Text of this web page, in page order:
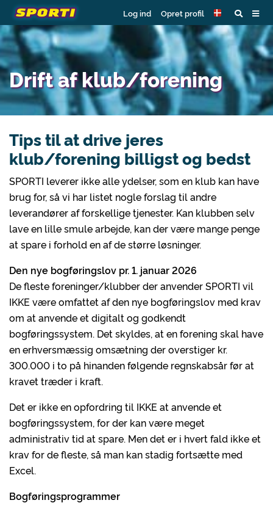
Log ind Opret profil
Drift af klub/forening
Tips til at drive jeres
klub/forening billigst og bedst
SPORTI leverer ikke alle ydelser, som en klub kan have
brug for, så vi har listet nogle forslag til andre
leverandører af forskellige tjenester. Kan klubben selv
lave en lille smule arbejde, kan der være mange penge
at spare i forhold en af de større løsninger.
Den nye bogføringslov pr. 1. januar 2026
De fleste foreninger/klubber der anvender SPORTI vil
IKKE være omfattet af den nye bogføringslov med krav
om at anvende et digitalt og godkendt
bogføringssystem. Det skyldes, at en forening skal have
en erhversmæssig omsætning der overstiger kr.
300.000 i to på hinanden følgende regnskabsår før at
kravet træder i kraft.
Det er ikke en opfordring til IKKE at anvende et
bogføringssystem, for der kan være meget
administrativ tid at spare. Men det er i hvert fald ikke et
krav for de fleste, så man kan stadig fortsætte med
Excel.
Bogføringsprogrammer